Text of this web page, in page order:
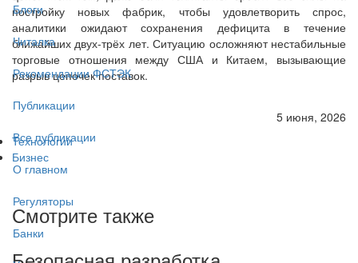
Блоги
Читалка
Рекомендации ФСТЭК
Публикации
Все публикации
О главном
Регуляторы
Банки
постройку новых фабрик, чтобы удовлетворить спрос,
аналитики ожидают сохранения дефицита в течение
ближайших двух-трёх лет. Ситуацию осложняют нестабильные
торговые отношения между США и Китаем, вызывающие
разрыв цепочек поставок.
5 июня, 2026
Технологии
Бизнес
Смотрите также